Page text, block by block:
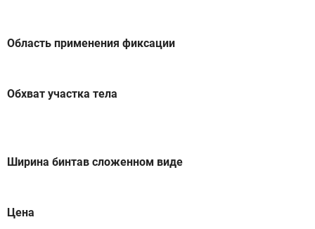
Область применения фиксации
Обхват участка тела
Ширина бинтав сложенном виде
Цена